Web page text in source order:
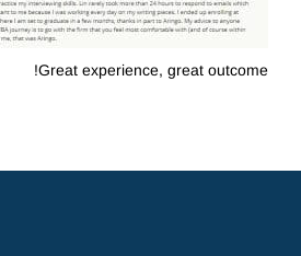
Great experience, great outcome!